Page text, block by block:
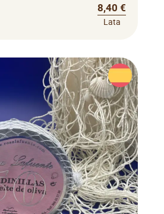
8,40 €
Lata